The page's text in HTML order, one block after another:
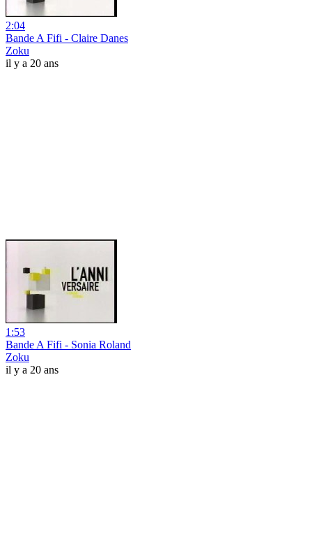
2:04
Bande A Fifi - Claire Danes
Zoku
il y a 20 ans
1:53
Bande A Fifi - Sonia Roland
Zoku
il y a 20 ans